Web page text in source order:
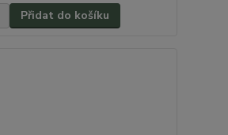
Přidat do košíku